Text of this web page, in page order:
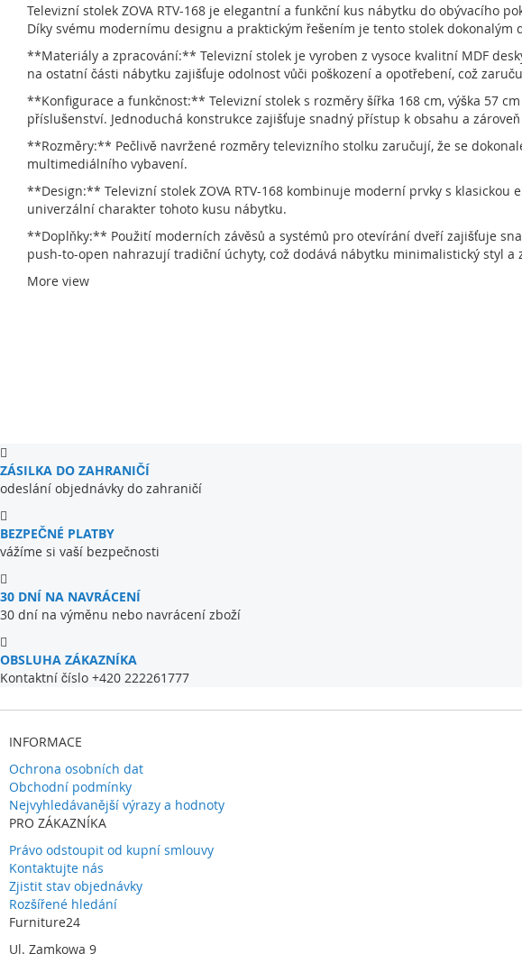
Televizní stolek ZOVA RTV-168 je elegantní a funkční kus nábytku do obývacího
Díky svému modernímu designu a praktickým řešením je tento stolek dokonalým
**Materiály a zpracování:** Televizní stolek je vyroben z vysoce kvalitní MDF
na ostatní části nábytku zajišťuje odolnost vůči poškození a opotřebení, což
**Konfigurace a funkčnost:** Televizní stolek s rozměry šířka 168 cm, výška 57
příslušenství. Jednoduchá konstrukce zajišťuje snadný přístup k obsahu a
**Rozměry:** Pečlivě navržené rozměry televizního stolku zaručují, že se
multimediálního vybavení.
**Design:** Televizní stolek ZOVA RTV-168 kombinuje moderní prvky s
univerzální charakter tohoto kusu nábytku.
**Doplňky:** Použití moderních závěsů a systémů pro otevírání dveří zajišťuje
push-to-open nahrazují tradiční úchyty, což dodává nábytku minimalistický styl
Televizní stolek ZOVA RTV-168 je ideální volbou pro ty, kteří hledají kombinaci
More view
ZÁSILKA DO ZAHRANIČÍ
odeslání objednávky do zahraničí
BEZPEČNÉ PLATBY
vážíme si vaší bezpečnosti
30 DNÍ NA NAVRÁCENÍ
30 dní na výměnu nebo navrácení zboží
OBSLUHA ZÁKAZNÍKA
Kontaktní číslo +420 222261777
INFORMACE
Ochrona osobních dat
Obchodní podmínky
Nejvyhledávanější výrazy a hodnoty
PRO ZÁKAZNÍKA
Právo odstoupit od kupní smlouvy
Kontaktujte nás
Zjistit stav objednávky
Rozšířené hledání
Furniture24
Ul. Zamkowa 9